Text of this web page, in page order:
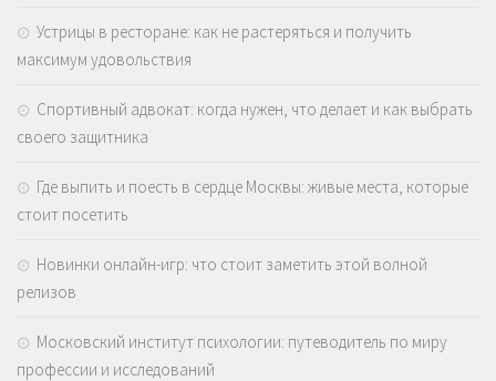
Устрицы в ресторане: как не растеряться и получить
максимум удовольствия
Спортивный адвокат: когда нужен, что делает и как выбрать
своего защитника
Где выпить и поесть в сердце Москвы: живые места, которые
стоит посетить
Новинки онлайн-игр: что стоит заметить этой волной
релизов
Московский институт психологии: путеводитель по миру
профессии и исследований